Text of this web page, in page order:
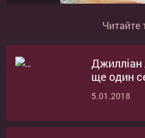
Читайте
Джилліан
ще один
5.01.2018